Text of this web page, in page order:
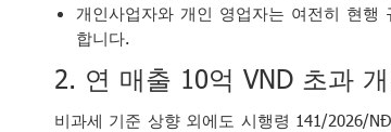
개인사업자와 개인 영업자는 여전히 현
합니다.
2. 연 매출 10억 VND 초과
비과세 기준 상향 외에도 시행령 141/2026/